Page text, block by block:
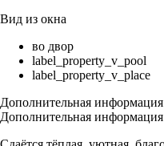
Вид из окна
во двор
label_property_v_pool
label_property_v_place
Дополнительная информация
Дополнительная информация